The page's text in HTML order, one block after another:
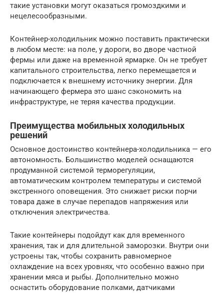
такие установки могут оказаться громоздкими и
нецелесообразными.
Контейнер-холодильник можно поставить практически
в любом месте: на поле, у дороги, во дворе частной
фермы или даже на временной ярмарке. Он не требует
капитального строительства, легко перемещается и
подключается к внешнему источнику энергии. Для
начинающего фермера это шанс сэкономить на
инфраструктуре, не теряя качества продукции.
Преимущества мобильных холодильных
решений
Основное достоинство контейнера-холодильника — его
автономность. Большинство моделей оснащаются
продуманной системой терморегуляции,
автоматическим контролем температуры и системой
экстренного оповещения. Это снижает риски порчи
товара даже в случае перепадов напряжения или
отключения электричества.
Такие контейнеры подойдут как для временного
хранения, так и для длительной заморозки. Внутри они
устроены так, чтобы сохранить равномерное
охлаждение на всех уровнях, что особенно важно при
хранении мяса и рыбы. Дополнительно можно
оснастить оборудование полками, датчиками